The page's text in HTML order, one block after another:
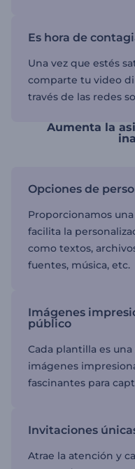
Es hora de
Una vez que estés
comparte tu video
través de las redes
Aumenta la
Opciones de
Proporcionamos
facilita la
como textos,
fuentes, música, etc.
Imágenes
público
Cada plantilla es
imágenes
fascinantes para
Invitaciones
Atrae la atención y